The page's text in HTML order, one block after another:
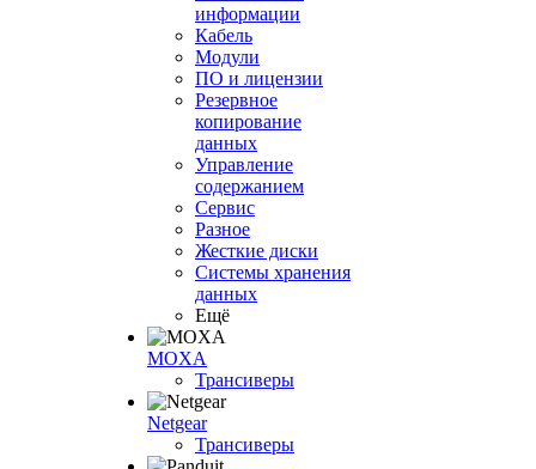
информации
Кабель
Модули
ПО и лицензии
Резервное
копирование
данных
Управление
содержанием
Сервис
Разное
Жесткие диски
Системы хранения
данных
Ещё
MOXA
Трансиверы
Netgear
Трансиверы